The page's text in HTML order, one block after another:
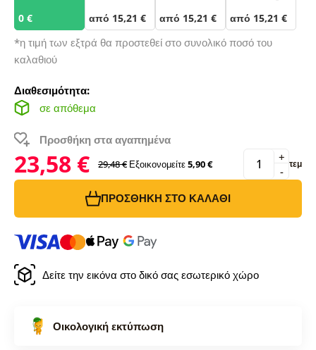
0 € από 15,21 € από 15,21 € από 15,21 €
*η τιμή των εξτρά θα προστεθεί στο συνολικό ποσό του
καλαθιού
Διαθεσιμότητα:
σε απόθεμα
Προσθήκη στα αγαπημένα
23,58 € 29,48 € Εξοικονομείτε5,90 € -
+ τεμ
ΠΡΟΣΘΉΚΗ ΣΤΟ ΚΑΛΆΘΙ
Δείτε την εικόνα στο δικό σας εσωτερικό χώρο
Οικολογική εκτύπωση